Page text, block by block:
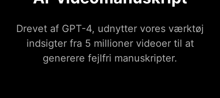
Drevet af GPT-4, udnytter vores værktøj
indsigter fra 5 millioner videoer til at
generere fejlfri manuskripter.